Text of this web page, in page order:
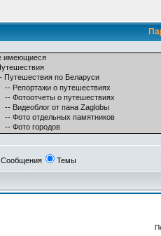
Сообщения Темы